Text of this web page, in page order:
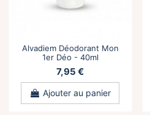
Alvadiem Déodorant Mon
1er Déo - 40ml
7,95 €
Ajouter au panier